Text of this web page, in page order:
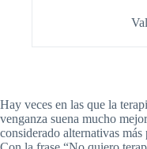
Hay veces en las que la
venganza suena mucho
considerado alternativas